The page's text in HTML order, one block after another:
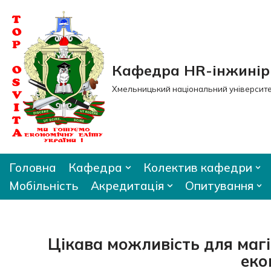
Перейти
до
вмісту
Кафедра HR-
Хмельницький національний
Головна Кафедра
Колектив кафедри
Мобільність
Акредитація Опитування
Цікава можливість для